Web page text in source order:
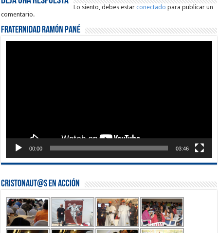
Lo siento, debes estarconectado para publicar un
comentario.
Fraternidad Ramón Pané
00:00 03:46
Cristonaut@s en Acción